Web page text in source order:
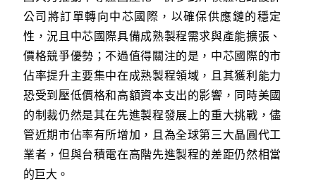
公司將訂單轉向中芯國際，以確保供應鏈的穩定
性，況且中芯國際具備成熟製程需求與產能擴張、
價格競爭優勢；不過值得關注的是，中芯國際的市
佔率提升主要集中在成熟製程領域，且其獲利能力
恐受到壓低價格和高額資本支出的影響，同時美國
的制裁仍然是其在先進製程發展上的重大挑戰，儘
管近期市佔率有所增加，且為全球第三大晶圓代工
業者，但與台積電在高階先進製程的差距仍然相當
的巨大。